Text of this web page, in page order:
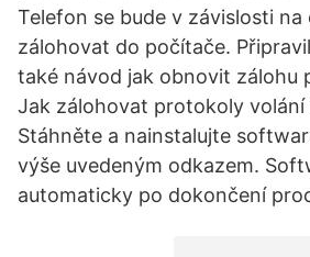
Telefon se bude v závislosti na
zálohovat do počítače.
také návod jak obnovit zálohu
Jak zálohovat protokoly volání
Stáhněte a nainstalujte
výše uvedeným odkazem.
automaticky po dokončení